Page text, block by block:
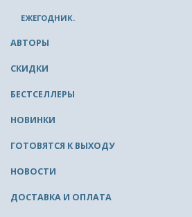
ЕЖЕГОДНИК.
АВТОРЫ
СКИДКИ
БЕСТСЕЛЛЕРЫ
НОВИНКИ
ГОТОВЯТСЯ К ВЫХОДУ
НОВОСТИ
ДОСТАВКА И ОПЛАТА